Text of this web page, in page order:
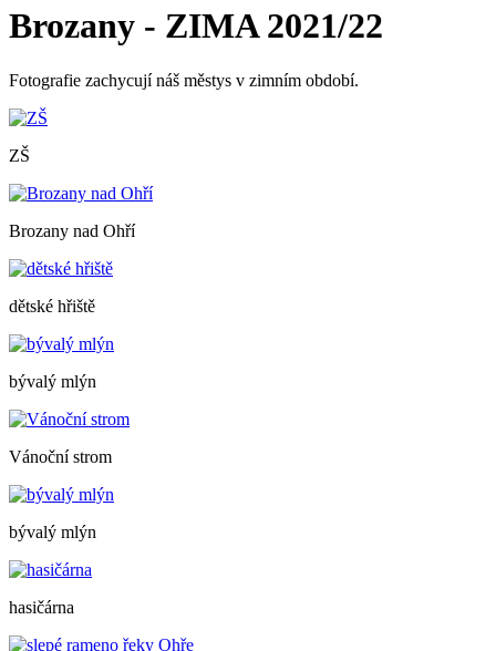
Brozany - ZIMA 2021/22
Fotografie zachycují náš městys v zimním období.
ZŠ
Brozany nad Ohří
dětské hřiště
bývalý mlýn
Vánoční strom
bývalý mlýn
hasičárna